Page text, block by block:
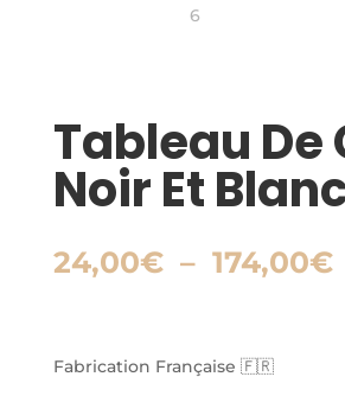
Tableau De
Noir Et
24,00€ – 174,00€
Fabrication Française 🇫🇷